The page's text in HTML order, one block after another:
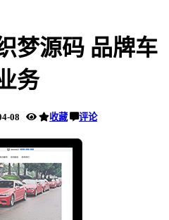
梦源码 品牌车
务
08 收藏 评论